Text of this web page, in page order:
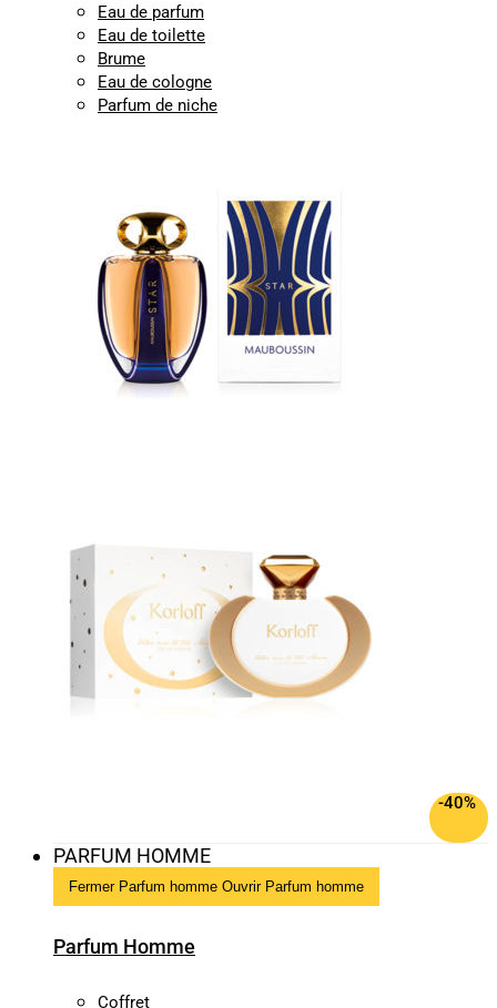
Eau de parfum
Eau de toilette
Brume
Eau de cologne
Parfum de niche
-40%
PARFUM HOMME
Fermer Parfum homme Ouvrir Parfum homme
Parfum Homme
Coffret